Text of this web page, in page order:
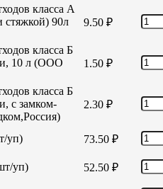
класса А
стяжкой) 90л
9.50 ₽
класса Б
10 л (ООО
1.50 ₽
класса Б
с замком-
2.30 ₽
уп) 73.50 ₽
уп) 52.50 ₽